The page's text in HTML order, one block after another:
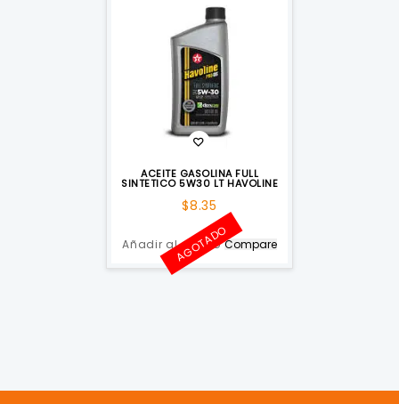
ACEITE GASOLINA FULL
SINTETICO 5W30 LT HAVOLINE
$8.35
Añadir al carrito
AGOTADOCompare